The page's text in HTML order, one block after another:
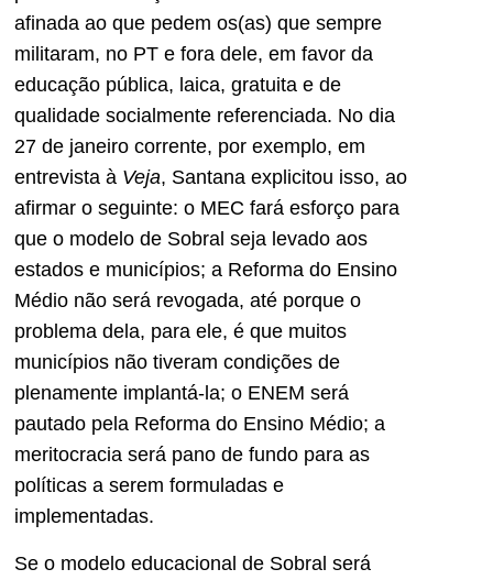
afinada ao que pedem os(as) que sempre
militaram, no PT e fora dele, em favor da
educação pública, laica, gratuita e de
qualidade socialmente referenciada. No dia
27 de janeiro corrente, por exemplo, em
entrevista à Veja, Santana explicitou isso, ao
afirmar o seguinte: o MEC fará esforço para
que o modelo de Sobral seja levado aos
estados e municípios; a Reforma do Ensino
Médio não será revogada, até porque o
problema dela, para ele, é que muitos
municípios não tiveram condições de
plenamente implantá-la; o ENEM será
pautado pela Reforma do Ensino Médio; a
meritocracia será pano de fundo para as
políticas a serem formuladas e
implementadas.
Se o modelo educacional de Sobral será